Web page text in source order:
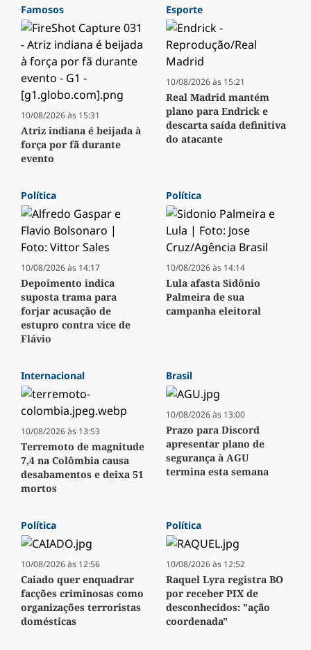
Famosos
10/08/2026 às 15:31
Atriz indiana é beijada à
força por fã durante
evento
Esporte
10/08/2026 às 15:21
Real Madrid mantém
plano para Endrick e
descarta saída definitiva
do atacante
Política
10/08/2026 às 14:17
Depoimento indica
suposta trama para
forjar acusação de
estupro contra vice de
Flávio
Política
10/08/2026 às 14:14
Lula afasta Sidônio
Palmeira de sua
campanha eleitoral
Internacional
10/08/2026 às 13:53
Terremoto de magnitude
7,4 na Colômbia causa
desabamentos e deixa 51
mortos
Brasil
10/08/2026 às 13:00
Prazo para Discord
apresentar plano de
segurança à AGU
termina esta semana
Política
10/08/2026 às 12:56
Caiado quer enquadrar
facções criminosas como
organizações terroristas
domésticas
Política
10/08/2026 às 12:52
Raquel Lyra registra BO
por receber PIX de
desconhecidos: "ação
coordenada"